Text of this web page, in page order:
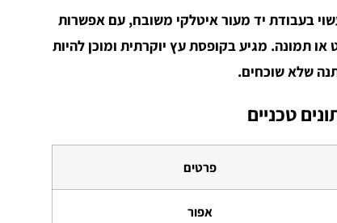
בעבודת יד מעור איטלקי משובח, עם אפשרות
תמונה. מגיע בקופסת עץ יוקרתית ומוכן להיות
שלא שוכחים.
טכניים
פרטים
אפור